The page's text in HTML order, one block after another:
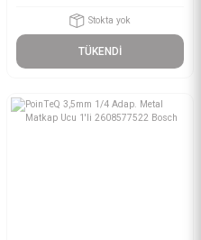
Stokta yok
TÜKENDİ